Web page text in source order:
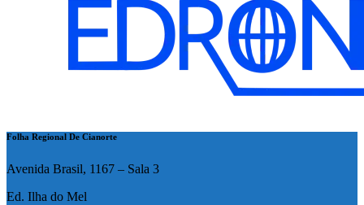
Folha Regional De Cianorte
Avenida Brasil, 1167 – Sala 3
Ed. Ilha do Mel